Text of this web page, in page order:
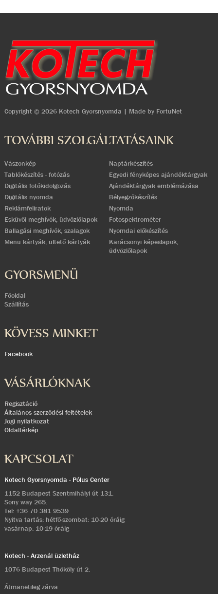
Copyright © 2026 Kotech Gyorsnyomda | Made by FortuNet
TOVÁBBI SZOLGÁLTATÁSAINK
Vászonkép
Naptárkészítés
Tablókészítés - fotózás
Egyedi fényképes ajándéktárgyak
Digitális fotókidolgozás
Ajándéktárgyak emblémázása
Digitális nyomda
Bélyegzőkészítés
Reklámfeliratok
Nyomda
Esküvői meghívók, üdvözlőlapok
Fotospektrométer
Ballagási meghívók, szalagok
Nyomdai előkészítés
Menü kártyák, ültető kártyák
Karácsonyi képeslapok,
üdvözlőlapok
GYORSMENÜ
Főoldal
Szállítás
KÖVESS MINKET
Facebook
VÁSÁRLÓKNAK
Regisztáció
Általános szerződési feltételek
Jogi nyilatkozat
Oldaltérkép
KAPCSOLAT
Kotech Gyorsnyomda - Pólus Center
1152 Budapest Szentmihályi út 131.
Sony way 265.
Tel: +36 70 381 9539
Nyitva tartás: hétfő-szombat: 10-20 óráig
vasárnap: 10-19 óráig
Kotech - Arzenál üzletház
1076 Budapest Thököly út 2.
Átmanetileg zárva